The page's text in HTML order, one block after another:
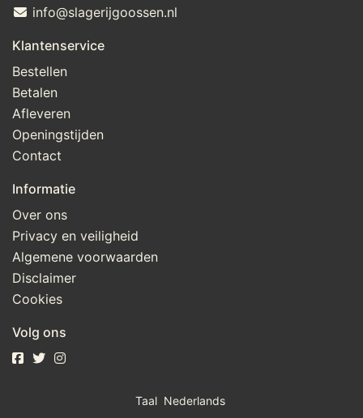
info@slagerijgoossen.nl
Klantenservice
Bestellen
Betalen
Afleveren
Openingstijden
Contact
Informatie
Over ons
Privacy en veiligheid
Algemene voorwaarden
Disclaimer
Cookies
Volg ons
Taal